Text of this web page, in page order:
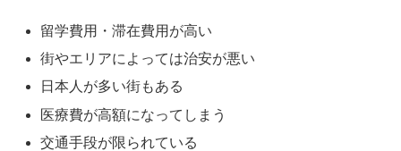
留学費用・滞在費用が高い
街やエリアによっては治安が悪い
日本人が多い街もある
医療費が高額になってしまう
交通手段が限られている